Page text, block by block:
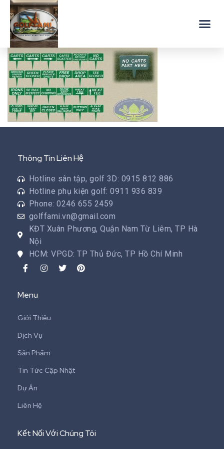
Thông Tin Liên Hệ
Hotline sân tập, golf 3D: 0915 812 886
Hotline phụ kiện golf: 0911 936 839
Phone: 0246 655 2459
golffami.vn@gmail.com
KĐT Xuân Phương, Quận Nam Từ Liêm, TP Hà
Nội
HCM: VPGD: TP Thủ Đức, TP Hồ Chí Minh
Menu
Giới Thiệu
Dịch Vụ
Sản Phẩm
Tin Tức Cập Nhật
Dự Án
Liên Hệ
Kết Nối Với Chúng Tôi